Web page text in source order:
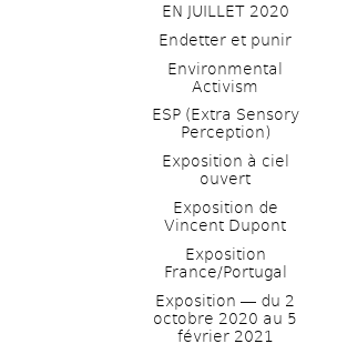
EN JUILLET 2020
Endetter et punir
Environmental
Activism
ESP (Extra Sensory
Perception)
Exposition à ciel
ouvert
Exposition de
Vincent Dupont
Exposition
France/Portugal
Exposition ― du 2
octobre 2020 au 5
février 2021